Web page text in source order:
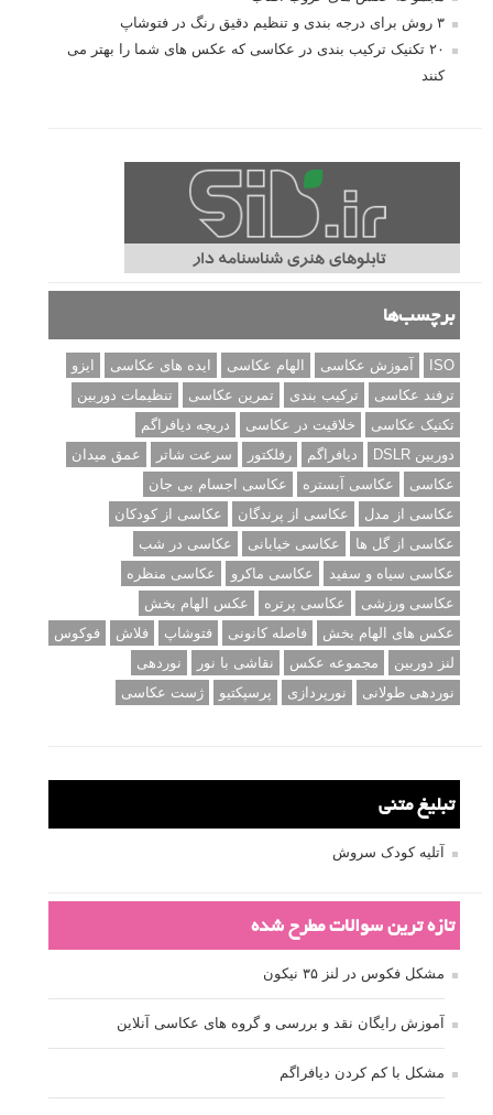
۳ روش برای درجه بندی و تنظیم دقیق رنگ در فتوشاپ
۲۰ تکنیک ترکیب بندی در عکاسی که عکس های شما را بهتر می
کنند
برچسب‌ها
ISO آموزش عکاسی الهام عکاسی ایده های عکاسی
ایزو
ترفند عکاسی
ترکیب بندی تمرین عکاسی
تنظیمات دوربین
تکنیک عکاسی
خلاقیت در عکاسی
دریچه دیافراگم
دوربین DSLR
دیافراگم رفلکتور سرعت شاتر
عمق میدان
عکاسی
عکاسی آبستره
عکاسی اجسام بی جان
عکاسی از مدل
عکاسی از پرندگان
عکاسی از کودکان
عکاسی از گل ها
عکاسی خیابانی
عکاسی در شب
عکاسی سیاه و سفید
عکاسی ماکرو
عکاسی منظره
عکاسی ورزشی
عکاسی پرتره
عکس الهام بخش
عکس های الهام بخش
فاصله کانونی فتوشاپ فلاش
فوکوس
لنز دوربین
مجموعه عکس نقاشی با نور
نوردهی
نوردهی طولانی
نورپردازی پرسپکتیو ژست عکاسی
تبلیغ متنی
آتلیه کودک سروش
تازه ترین سوالات مطرح شده
مشکل فکوس در لنز ۳۵ نیکون
آموزش رایگان نقد و بررسی و گروه های عکاسی آنلاین
مشکل با کم کردن دیافراگم